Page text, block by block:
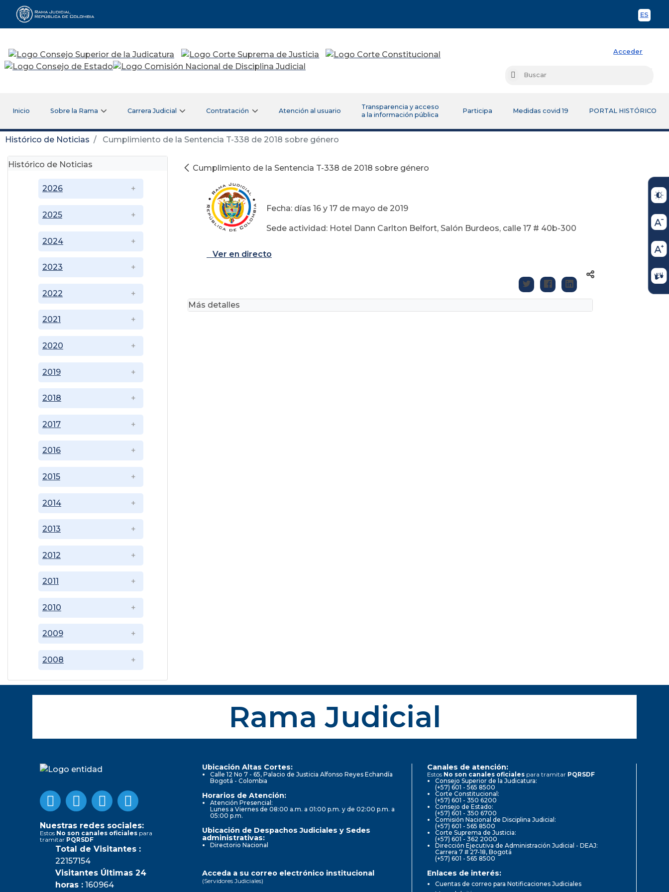
ES
Rama Judicial
Acceder
Buscar
Inicio Sobre la Rama Carrera Judicial Contratación Atención al usuario
Transparencia y acceso
a la información pública
Participa Medidas covid 19 PORTAL HISTÓRICO
Histórico de Noticias Cumplimiento de la Sentencia T-338 de 2018 sobre género
Histórico de Noticias
2008
2009
2010
2011
2012
2013
2014
2015
2016
2017
2018
2019
2020
2021
2022
2023
2024
2025
2026
Cumplimiento de la Sentencia T-338 de 2018 sobre género
Fecha: días 16 y 17 de mayo de 2019
Sede actividad: Hotel Dann Carlton Belfort, Salón Burdeos, calle 17 # 40b-300
Ver en directo
Más detalles
Rama Judicial
Nuestras redes sociales:
Estos No son canales oficiales para
tramitar PQRSDF
Total de Visitantes :
22157154
Visitantes Últimas 24
horas : 160964
Ubicación Altas Cortes:
Calle 12 No 7 - 65, Palacio de Justicia Alfonso Reyes Echandía
Bogotá - Colombia
Horarios de Atención:
Atención Presencial:
Lunes a Viernes de 08:00 a.m. a 01:00 p.m. y de 02:00 p.m. a
05:00 p.m.
Ubicación de Despachos Judiciales y Sedes
administrativas:
Directorio Nacional
Canales de atención:
Estos No son canales oficiales para tramitar PQRSDF
Consejo Superior de la Judicatura:
(+57) 601 - 565 8500
Corte Constitucional:
(+57) 601 - 350 6200
Consejo de Estado:
(+57) 601 - 350 6700
Comisión Nacional de Disciplina Judicial:
(+57) 601 - 565 8500
Corte Suprema de Justicia:
(+57) 601 - 362 2000
Dirección Ejecutiva de Administración Judicial - DEAJ:
Carrera 7 # 27-18, Bogotá
(+57) 601 - 565 8500
Acceda a su correo electrónico institucional
(Servidores Judiciales)
Enlaces de interés:
Cuentas de correo para Notificaciones Judiciales